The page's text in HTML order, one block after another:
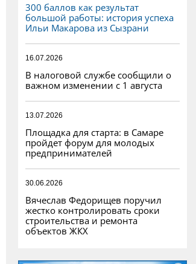
300 баллов как результат
большой работы: история успеха
Ильи Макарова из Сызрани
16.07.2026
В налоговой службе сообщили о
важном изменении с 1 августа
13.07.2026
Площадка для старта: в Самаре
пройдет форум для молодых
предпринимателей
30.06.2026
Вячеслав Федорищев поручил
жестко контролировать сроки
строительства и ремонта
объектов ЖКХ